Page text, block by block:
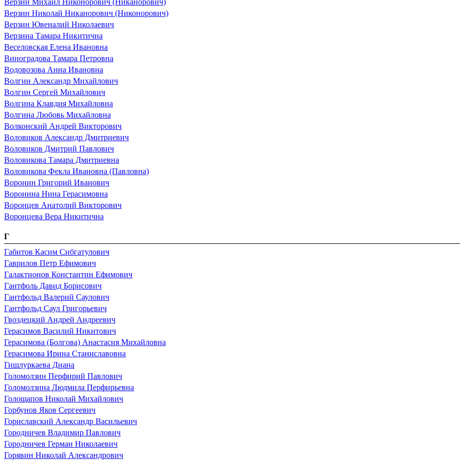
Верзин Николай Никанорович (Никонорович)
Верзин Ювеналий Николаевич
Верзина Тамара Никитична
Веселовская Елена Ивановна
Виноградова Тамара Петровна
Водовозова Анна Ивановна
Волгин Александр Михайлович
Волгин Сергей Михайлович
Волгина Клавдия Михайловна
Волгина Любовь Михайловна
Волконский Андрей Викторович
Воловиков Александр Дмитриевич
Воловиков Дмитрий Павлович
Воловикова Тамара Дмитриевна
Воловикова Фекла Ивановна (Павловна)
Воронин Григорий Иванович
Воронина Нина Герасимовна
Воронцев Анатолий Викторович
Воронцева Вера Никитична
Г
Габитов Касим Сибгатулович
Гаврилов Петр Ефимович
Галактионов Константин Ефимович
Гантфоль Давид Борисович
Гантфольд Валерий Саулович
Гантфольд Саул Григорьевич
Гвоздецкий Андрей Андреевич
Герасимов Василий Никитович
Герасимова (Болгова) Анастасия Михайловна
Герасимова Ирина Станиславовна
Гишлуркаева Диана
Голомолзин Перфирий Павлович
Голомолзина Людмила Перфирьевна
Голощапов Николай Михайлович
Горбунов Яков Сергеевич
Гориславский Александр Васильевич
Городничев Владимир Павлович
Городничев Герман Николаевич
Горявин Николай Александрович